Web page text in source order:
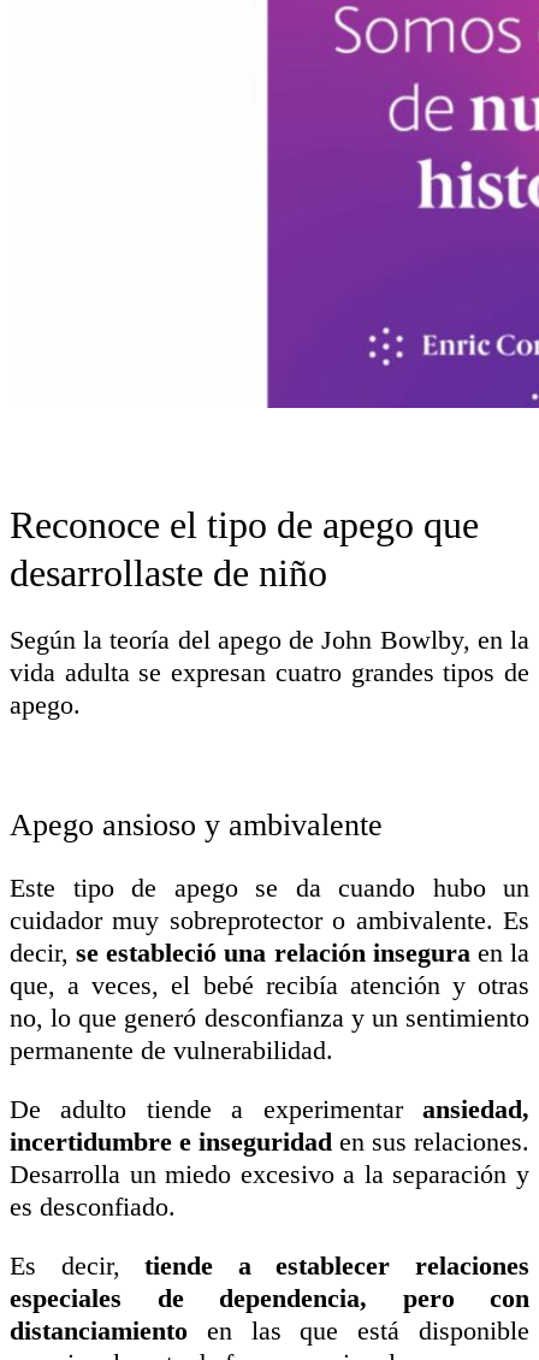
Reconoce el tipo de apego que
desarrollaste de niño
Según la teoría del apego de John Bowlby, en la
vida adulta se expresan cuatro grandes tipos de
apego.
Apego ansioso y ambivalente
Este tipo de apego se da cuando hubo un
cuidador muy sobreprotector o ambivalente. Es
decir,se estableció una relación insegura en la
que, a veces, el bebé recibía atención y otras
no, lo que generó desconfianza y un sentimiento
permanente de vulnerabilidad.
De adulto tiende a experimentar ansiedad,
incertidumbre e inseguridad en sus relaciones.
Desarrolla un miedo excesivo a la separación y
es desconfiado.
Es decir,tiende a establecer relaciones
especiales de dependencia, pero con
distanciamiento en las que está disponible